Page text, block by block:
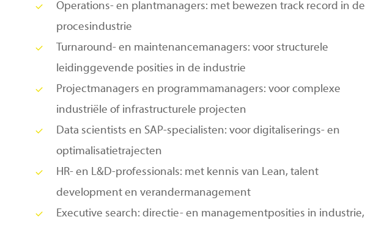
Operations- en plantmanagers: met bewezen track record in de
procesindustrie
Turnaround- en maintenancemanagers: voor structurele
leidinggevende posities in de industrie
Projectmanagers en programmamanagers: voor complexe
industriële of infrastructurele projecten
Data scientists en SAP-specialisten: voor digitaliserings- en
optimalisatietrajecten
HR- en L&D-professionals: met kennis van Lean, talent
development en verandermanagement
Executive search: directie- en managementposities in industrie,